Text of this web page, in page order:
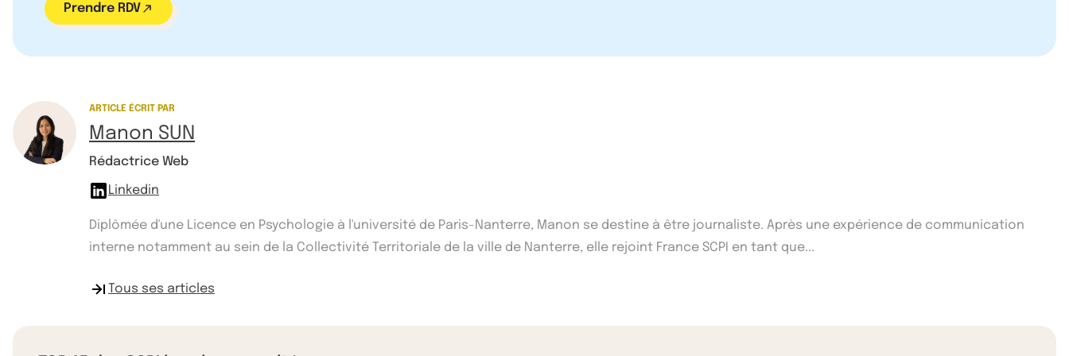
Prendre RDV
ARTICLE ÉCRIT PAR
Manon SUN
Rédactrice Web
Linkedin
Diplômée d'une Licence en Psychologie à l'université de Paris-Nanterre, Manon se destine à être journaliste. Après une expérience de communication
interne notamment au sein de la Collectivité Territoriale de la ville de Nanterre, elle rejoint France SCPI en tant que...
Tous ses articles